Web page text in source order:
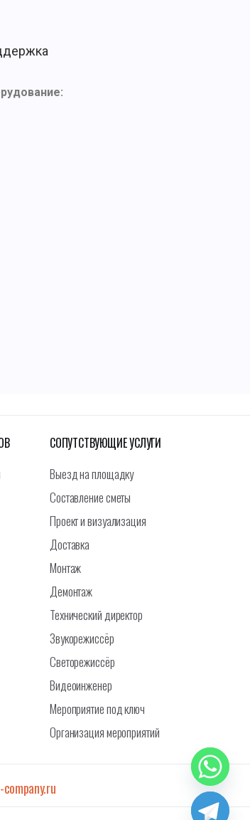
СОПУТСТВУЮЩИЕ УСЛУГИ
Выезд на площадку
Составление сметы
Проект и визуализация
Доставка
Монтаж
Демонтаж
Технический директор
Звукорежиссёр
Светорежиссёр
Видеоинженер
Мероприятие под ключ
Организация мероприятий